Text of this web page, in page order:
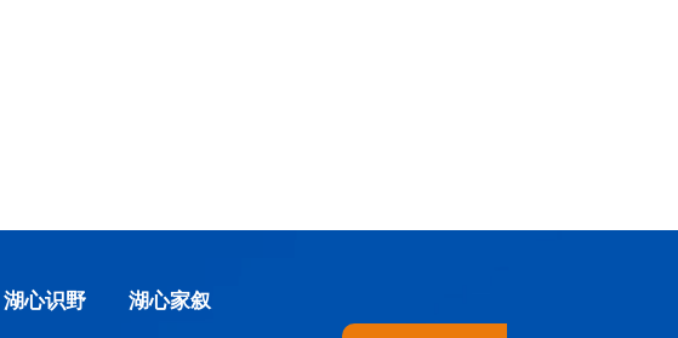
湖心识野 湖心家叙